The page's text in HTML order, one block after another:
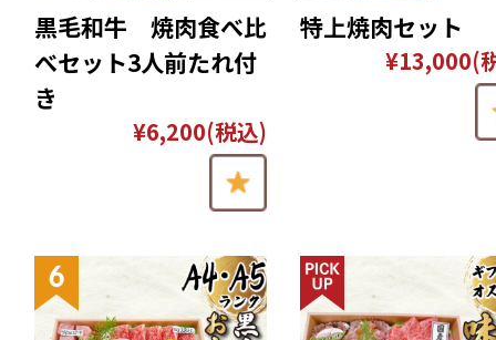
黒毛和牛 焼肉食べ比
べセット3人前たれ付
き
¥6,200(税込)
特上焼肉セット
¥13,000(